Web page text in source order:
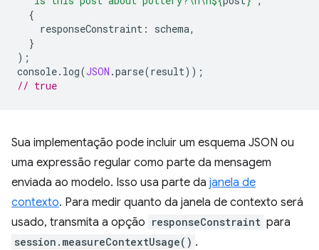
{
responseConstraint : schema,
}
);
console. log(JSON .parse(result));
// true
Sua implementação pode incluir um esquema JSON ou
uma expressão regular como parte da mensagem
enviada ao modelo. Isso usa parte da janela de
contexto. Para medir quanto da janela de contexto será
usado, transmita a opção responseConstraint para
session.measureContextUsage() .